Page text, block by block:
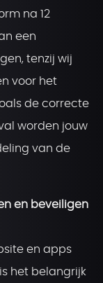
na 12
een
tenzij wij
voor het
de correcte
worden jouw
van de
en beveiligen
en apps
het belangrijk